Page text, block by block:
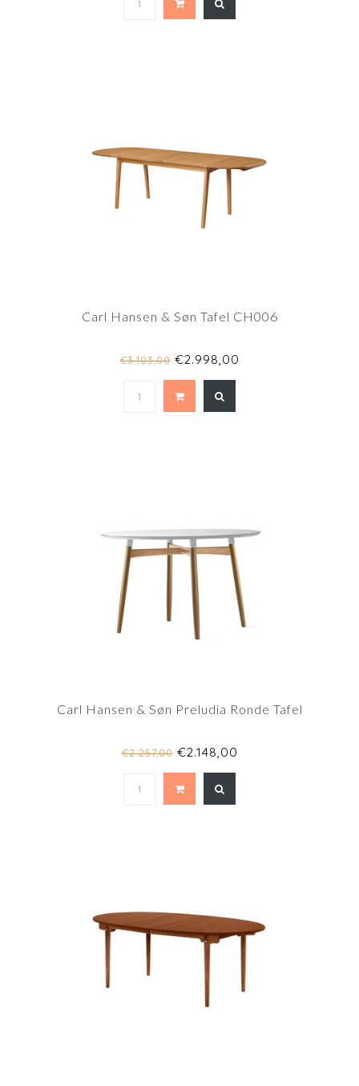
Carl Hansen & Søn Tafel CH006
€3.103,00€2.998,00
Carl Hansen & Søn Preludia Ronde Tafel
€2.257,00€2.148,00